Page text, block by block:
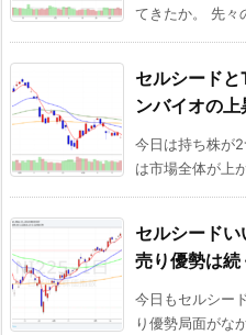
てきたか。 先々
セルシード
ンバイオの上
今日は持ち株が
は市場全体が上
セルシードい
売り優勢は続
今日もセルシー
り優勢局面がな